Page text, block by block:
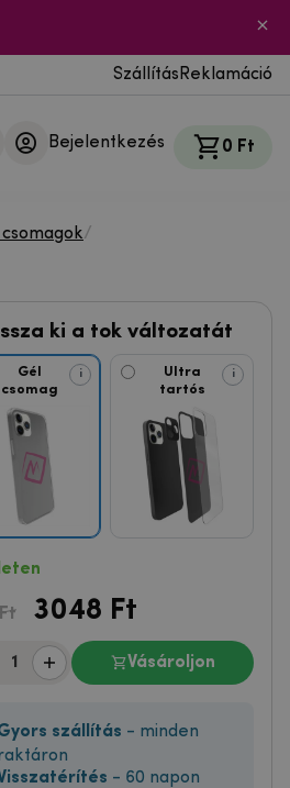
Szállítás Reklamáció
Bejelentkezés 0 Ft
/
ki a tok változatát
Gél
csomag
i
Ultra
tartós
i
3048 Ft
Vásároljon
szállítás - minden
- 60 napon